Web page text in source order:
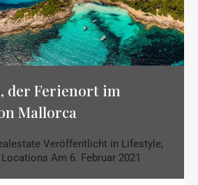
der Ferienort im
Mallorca
Veröffentlicht in Lifestyle,
Locations Am 6. Februar 2021